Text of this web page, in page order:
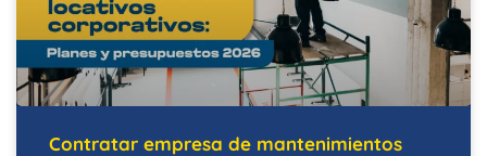
Contratar empresa de mantenimientos